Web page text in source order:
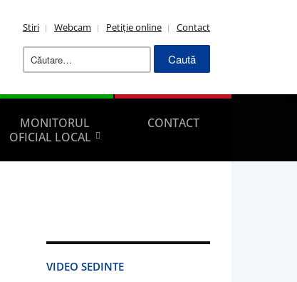
Stiri Webcam Petiție online Contact
Caută
după:
MONITORUL
OFICIAL LOCAL
CONTACT
VIDEO SEDINTE